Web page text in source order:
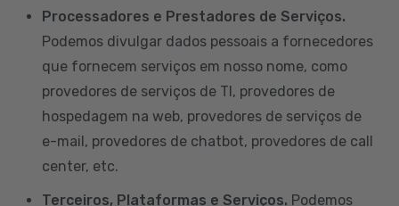
Processadores e Prestadores de Serviços.
Podemos divulgar dados pessoais a fornecedores
que fornecem serviços em nosso nome, como
provedores de serviços de TI, provedores de
hospedagem na web, provedores de serviços de
e-mail, provedores de chatbot, provedores de call
center, etc.
Terceiros, Plataformas e Serviços. Podemos